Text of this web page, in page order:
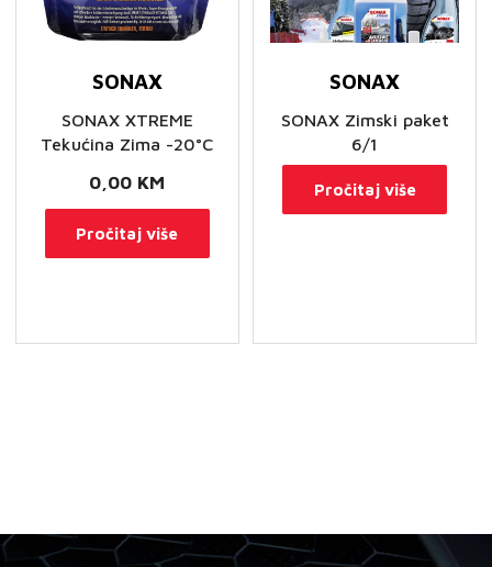
količina
SONAX
SONAX XTREME
Tekućina Zima -20°C
0,00 KM
Pročitaj više
SONAX
SONAX Zimski paket
6/1
Pročitaj više